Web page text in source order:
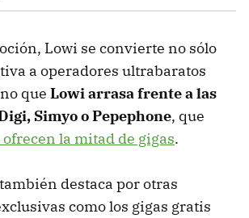
Lowi se convierte no sólo
a operadores ultrabaratos
que Lowi arrasa frente a las
Simyo o Pepephone, que
la mitad de gigas.
destaca por otras
como los gigas gratis